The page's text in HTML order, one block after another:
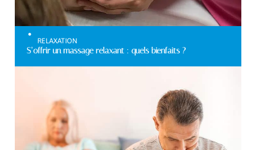
RELAXATION
S’offrir un massage relaxant : quels bienfaits ?